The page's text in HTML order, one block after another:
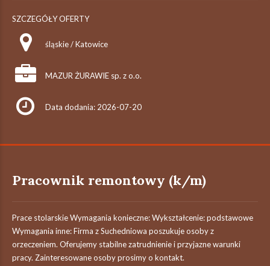
SZCZEGÓŁY OFERTY
śląskie / Katowice
MAZUR ŻURAWIE sp. z o.o.
Data dodania: 2026-07-20
Pracownik remontowy (k/m)
Prace stolarskie Wymagania konieczne: Wykształcenie: podstawowe
Wymagania inne: Firma z Suchedniowa poszukuje osoby z
orzeczeniem. Oferujemy stabilne zatrudnienie i przyjazne warunki
pracy. Zainteresowane osoby prosimy o kontakt.